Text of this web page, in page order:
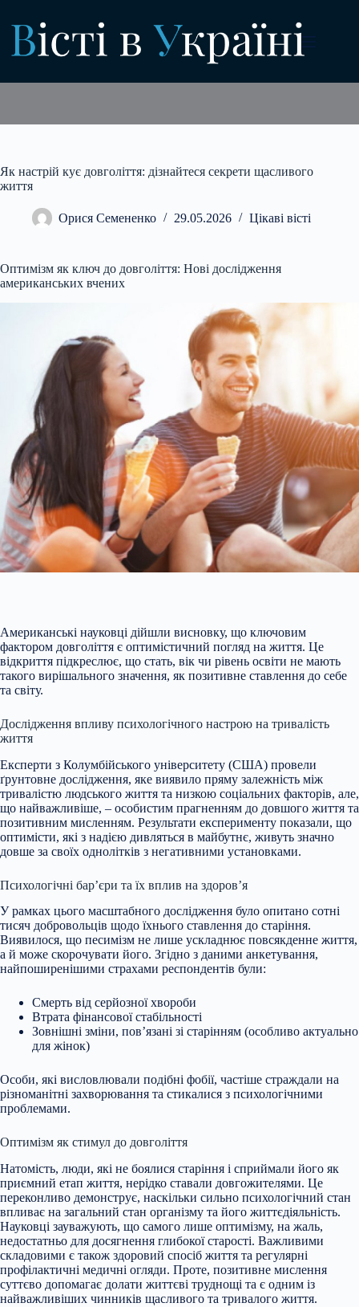
вмісту
Як настрій кує довголіття: дізнайтеся секрети щасливого
життя
Орися Семененко 29.05.2026 Цікаві вісті
Оптимізм як ключ до довголіття: Нові дослідження
американських вчених
Американські науковці дійшли висновку, що ключовим
фактором довголіття є оптимістичний погляд на життя. Це
відкриття підкреслює, що стать, вік чи рівень освіти не мають
такого вирішального значення, як позитивне ставлення до себе
та світу.
Дослідження впливу психологічного настрою на тривалість
життя
Експерти з Колумбійського університету (США) провели
ґрунтовне дослідження, яке виявило пряму залежність між
тривалістю людського життя та низкою соціальних факторів, але,
що найважливіше, – особистим прагненням до довшого життя та
позитивним мисленням. Результати експерименту показали, що
оптимісти, які з надією дивляться в майбутнє, живуть значно
довше за своїх однолітків з негативними установками.
Психологічні бар’єри та їх вплив на здоров’я
У рамках цього масштабного дослідження було опитано сотні
тисяч добровольців щодо їхнього ставлення до старіння.
Виявилося, що песимізм не лише ускладнює повсякденне життя,
а й може скорочувати його. Згідно з даними анкетування,
найпоширенішими страхами респондентів були:
Смерть від серйозної хвороби
Втрата фінансової стабільності
Зовнішні зміни, пов’язані зі старінням (особливо актуально
для жінок)
Особи, які висловлювали подібні фобії, частіше страждали на
різноманітні захворювання та стикалися з психологічними
проблемами.
Оптимізм як стимул до довголіття
Натомість, люди, які не боялися старіння і сприймали його як
приємний етап життя, нерідко ставали довгожителями. Це
переконливо демонструє, наскільки сильно психологічний стан
впливає на загальний стан організму та його життєдіяльність.
Науковці зауважують, що самого лише оптимізму, на жаль,
недостатньо для досягнення глибокої старості. Важливими
складовими є також здоровий спосіб життя та регулярні
профілактичні медичні огляди. Проте, позитивне мислення
суттєво допомагає долати життєві труднощі та є одним із
найважливіших чинників щасливого та тривалого життя.